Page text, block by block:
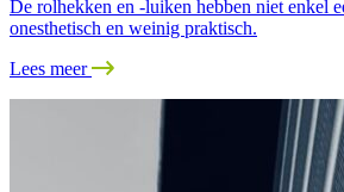
De rolhekken en -luiken hebben niet enkel
onesthetisch en weinig praktisch.
Lees meer